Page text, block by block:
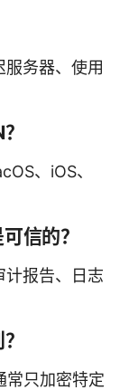
务器、使用
、iOS、
信的？
计报告、日志
常只加密特定